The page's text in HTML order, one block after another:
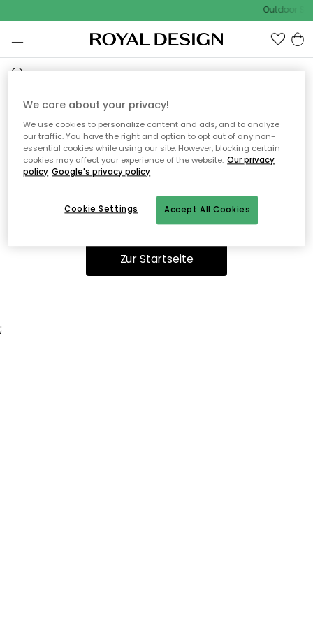
Outdoor
Ooops, die Seite wurde nicht
gefunden.
Sie können auf unserer Startseiteweiter navigieren.
Zur Startseite
;
We care about your privacy!
We use cookies to personalize content and ads, and to analyze
our traffic. You have the right and option to opt out of any non-
essential cookies while using our site. However, blocking certain
cookies may affect your experience of the website. Our privacy
policy Google's privacy policy
Accept All Cookies
Cookie Settings